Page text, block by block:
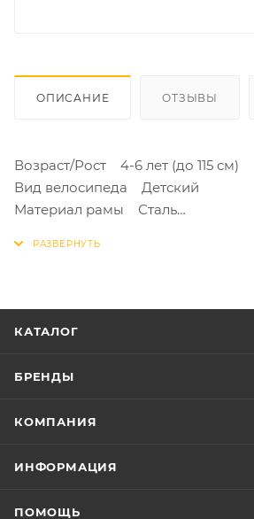
ОПИСАНИЕ ОТЗЫВЫ
Возраст/Рост 4-6 лет (до 115 см)
Вид велосипеда Детский
Материал рамы Сталь
Количество скоростей 1
Обода Алюминиевые
Багажник Сталь
КАТАЛОГ
БРЕНДЫ
КОМПАНИЯ
ИНФОРМАЦИЯ
ПОМОЩЬ